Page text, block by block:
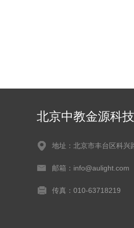
北京中教金源科
地址：北京市丰台区科兴
邮箱：info@aulight.com
传真：010-63718219